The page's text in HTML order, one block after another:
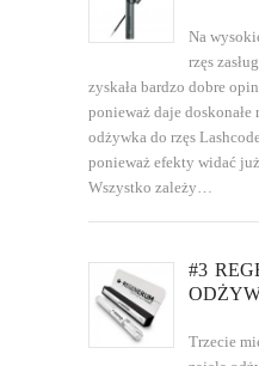
Na
rzęs
zyskała bardzo dobre
ponieważ daje
odżywka do rzęs
ponieważ efekty widać
Wszystko zależy…
#3
Trzecie